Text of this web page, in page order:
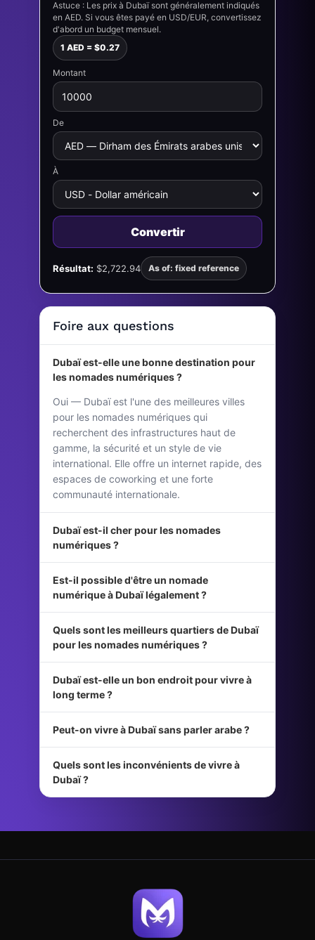
Astuce : Les prix à Dubaï sont généralement indiqués
en AED. Si vous êtes payé en USD/EUR, convertissez
d'abord un budget mensuel.
1 AED = $0.27
Montant
De
À
Convertir
Résultat: $2,722.94 As of: fixed reference
Foire aux questions
Dubaï est-elle une bonne destination pour
les nomades numériques ?
Oui — Dubaï est l'une des meilleures villes
pour les nomades numériques qui
recherchent des infrastructures haut de
gamme, la sécurité et un style de vie
international. Elle offre un internet rapide, des
espaces de coworking et une forte
communauté internationale.
Dubaï est-il cher pour les nomades
numériques ?
Est-il possible d'être un nomade
numérique à Dubaï légalement ?
Quels sont les meilleurs quartiers de Dubaï
pour les nomades numériques ?
Dubaï est-elle un bon endroit pour vivre à
long terme ?
Peut-on vivre à Dubaï sans parler arabe ?
Quels sont les inconvénients de vivre à
Dubaï ?